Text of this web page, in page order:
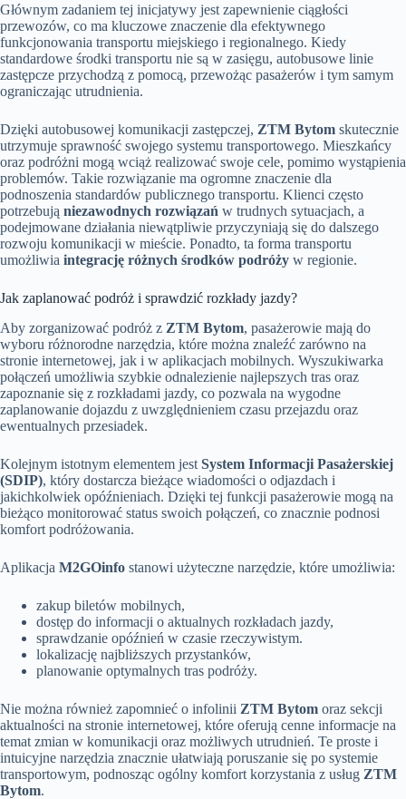
Głównym zadaniem tej inicjatywy jest zapewnienie ciągłości
przewozów, co ma kluczowe znaczenie dla efektywnego
funkcjonowania transportu miejskiego i regionalnego. Kiedy
standardowe środki transportu nie są w zasięgu, autobusowe linie
zastępcze przychodzą z pomocą, przewożąc pasażerów i tym samym
ograniczając utrudnienia.
Dzięki autobusowej komunikacji zastępczej, ZTM Bytom skutecznie
utrzymuje sprawność swojego systemu transportowego. Mieszkańcy
oraz podróżni mogą wciąż realizować swoje cele, pomimo wystąpienia
problemów. Takie rozwiązanie ma ogromne znaczenie dla
podnoszenia standardów publicznego transportu. Klienci często
potrzebują niezawodnych rozwiązań w trudnych sytuacjach, a
podejmowane działania niewątpliwie przyczyniają się do dalszego
rozwoju komunikacji w mieście. Ponadto, ta forma transportu
umożliwia integrację różnych środków podróży w regionie.
Jak zaplanować podróż i sprawdzić rozkłady jazdy?
Aby zorganizować podróż z ZTM Bytom, pasażerowie mają do
wyboru różnorodne narzędzia, które można znaleźć zarówno na
stronie internetowej, jak i w aplikacjach mobilnych. Wyszukiwarka
połączeń umożliwia szybkie odnalezienie najlepszych tras oraz
zapoznanie się z rozkładami jazdy, co pozwala na wygodne
zaplanowanie dojazdu z uwzględnieniem czasu przejazdu oraz
ewentualnych przesiadek.
Kolejnym istotnym elementem jest System Informacji Pasażerskiej
(SDIP), który dostarcza bieżące wiadomości o odjazdach i
jakichkolwiek opóźnieniach. Dzięki tej funkcji pasażerowie mogą na
bieżąco monitorować status swoich połączeń, co znacznie podnosi
komfort podróżowania.
Aplikacja M2GOinfo stanowi użyteczne narzędzie, które umożliwia:
zakup biletów mobilnych,
dostęp do informacji o aktualnych rozkładach jazdy,
sprawdzanie opóźnień w czasie rzeczywistym.
lokalizację najbliższych przystanków,
planowanie optymalnych tras podróży.
Nie można również zapomnieć o infolinii ZTM Bytom oraz sekcji
aktualności na stronie internetowej, które oferują cenne informacje na
temat zmian w komunikacji oraz możliwych utrudnień. Te proste i
intuicyjne narzędzia znacznie ułatwiają poruszanie się po systemie
transportowym, podnosząc ogólny komfort korzystania z usług ZTM
Bytom.